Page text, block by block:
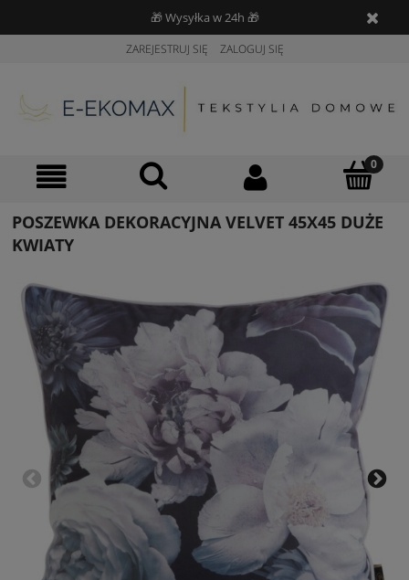
🎁 Wysyłka w 24h 🎁
ZAREJESTRUJ SIĘ ZALOGUJ SIĘ
POSZEWKA DEKORACYJNA VELVET 45X45 DUŻE
KWIATY